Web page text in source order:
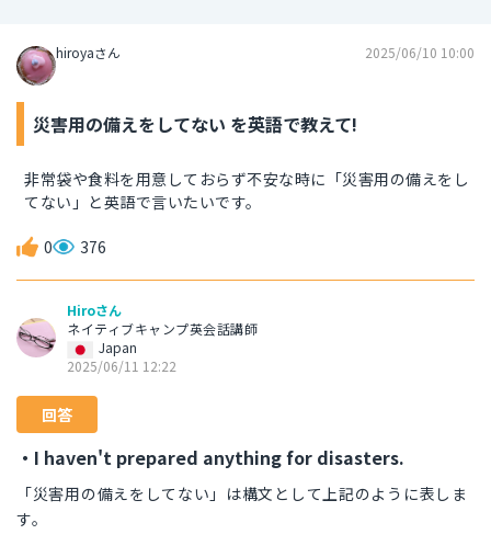
hiroyaさん 2025/06/10 10:00
災害用の備えをしてない を英語で教えて!
非常袋や食料を用意しておらず不安な時に「災害用の備えをし
てない」と英語で言いたいです。
0 376
Hiroさん
ネイティブキャンプ英会話講師
Japan
2025/06/11 12:22
回答
・I haven't prepared anything for disasters.
「災害用の備えをしてない」は構文として上記のように表しま
す。